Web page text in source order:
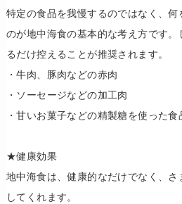
特定の食品を我慢するのではなく、何
のが地中海食の基本的な考え方です。
るだけ控えることが推奨されます。
​・牛肉、豚肉などの赤肉
​・ソーセージなどの加工肉
・甘いお菓子などの精製糖を使った食
★健康効果
地中海食は、健康的なだけでなく、さ
してくれます。